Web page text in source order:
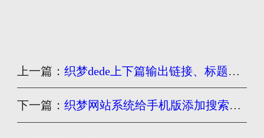
上一篇：织梦dede上下篇输出链接、标题、缩略图、时间设置方法
下一篇：织梦网站系统给手机版添加搜索功能的方法